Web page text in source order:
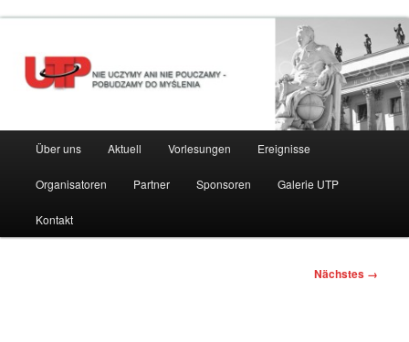
HauptmenüÜber uns Aktuell Vorlesungen Ereignisse
Organisatoren Partner Sponsoren Galerie UTP
Kontakt
Nächstes →